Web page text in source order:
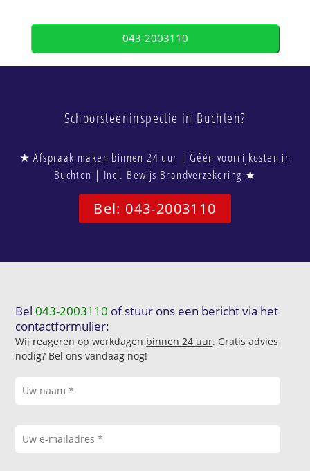
043-2003110
Schoorsteeninspectie in Buchten?
★ Afspraak maken binnen 24 uur | Géén voorrijkosten in
Buchten | Incl. Bewijs Brandverzekering ★
Bel: 043-2003110
Bel043-2003110 of stuur ons een bericht via het
contactformulier:
Wij reageren op werkdagen binnen 24 uur. Gratis advies
nodig? Bel ons vandaag nog!